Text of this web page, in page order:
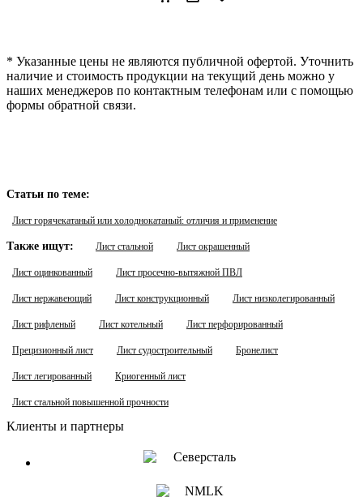
* Указанные цены не являются публичной офертой. Уточнить
наличие и стоимость продукции на текущий день можно у
наших менеджеров по контактным телефонам или с помощью
формы обратной связи.
Статьи по теме:
Лист горячекатаный или холоднокатаный: отличия и применение
Также ищут: Лист стальной Лист окрашенный
Лист оцинкованный Лист просечно-вытяжной ПВЛ
Лист нержавеющий Лист конструкционный Лист низколегированный
Лист рифленый Лист котельный Лист перфорированный
Прецизионный лист Лист судостроительный Бронелист
Лист легированный Криогенный лист
Лист стальной повышенной прочности
Клиенты и партнеры